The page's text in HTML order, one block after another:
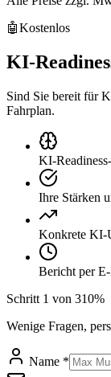
🤖Kostenlos
KI-
Sind Sie bereit für
Fahrplan.
KI-
Ihre Stärken
Konkrete KI-
Bericht per
Schritt 1 von 310%
Wenige Fragen,
Name *